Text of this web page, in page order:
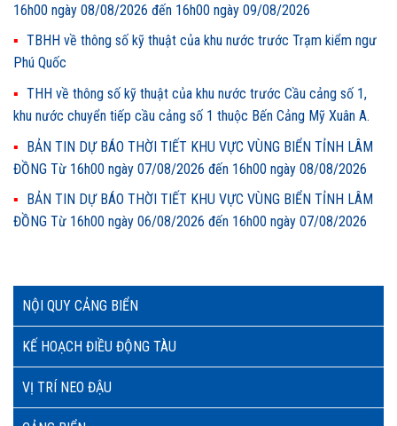
NỘI QUY CẢNG BIỂN
KẾ HOẠCH ĐIỀU ĐỘNG TÀU
VỊ TRÍ NEO ĐẬU
16h00 ngày 08/08/2026 đến 16h00 ngày 09/08/2026
TBHH về thông số kỹ thuật của khu nước trước Trạm kiểm ngư
Phú Quốc
THH về thông số kỹ thuật của khu nước trước Cầu cảng số 1,
khu nước chuyển tiếp cầu cảng số 1 thuộc Bến Cảng Mỹ Xuân A.
BẢN TIN DỰ BÁO THỜI TIẾT KHU VỰC VÙNG BIỂN TỈNH LÂM
ĐỒNG Từ 16h00 ngày 07/08/2026 đến 16h00 ngày 08/08/2026
BẢN TIN DỰ BÁO THỜI TIẾT KHU VỰC VÙNG BIỂN TỈNH LÂM
ĐỒNG Từ 16h00 ngày 06/08/2026 đến 16h00 ngày 07/08/2026